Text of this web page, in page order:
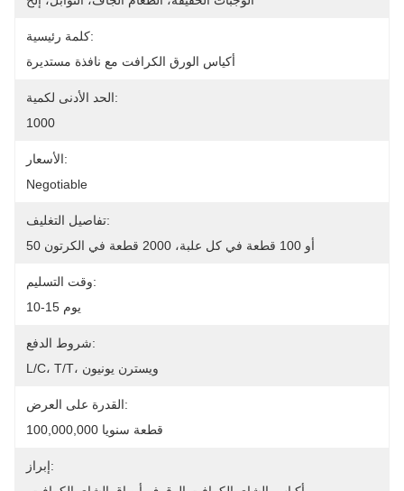
كلمة رئيسية:
أكياس الورق الكرافت مع نافذة مستديرة
الحد الأدنى لكمية:
1000
الأسعار:
Negotiable
تفاصيل التغليف:
50 أو 100 قطعة في كل علبة، 2000 قطعة في الكرتون
وقت التسليم:
10-15 يوم
شروط الدفع:
L/C، T/T، ويسترن يونيون
القدرة على العرض:
100,000,000 قطعة سنويا
إبراز: